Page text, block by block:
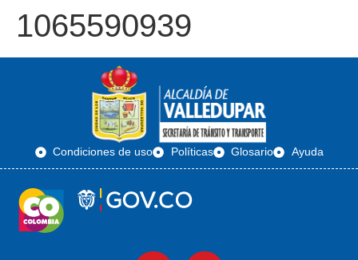
1065590939
Condiciones de uso Políticas Glosario Ayuda